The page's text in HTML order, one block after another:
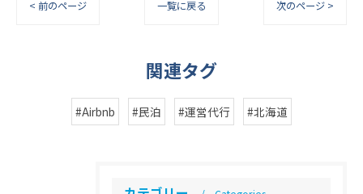
< 前のページ 一覧に戻る 次のページ >
関連タグ
#Airbnb #民泊 #運営代行 #北海道